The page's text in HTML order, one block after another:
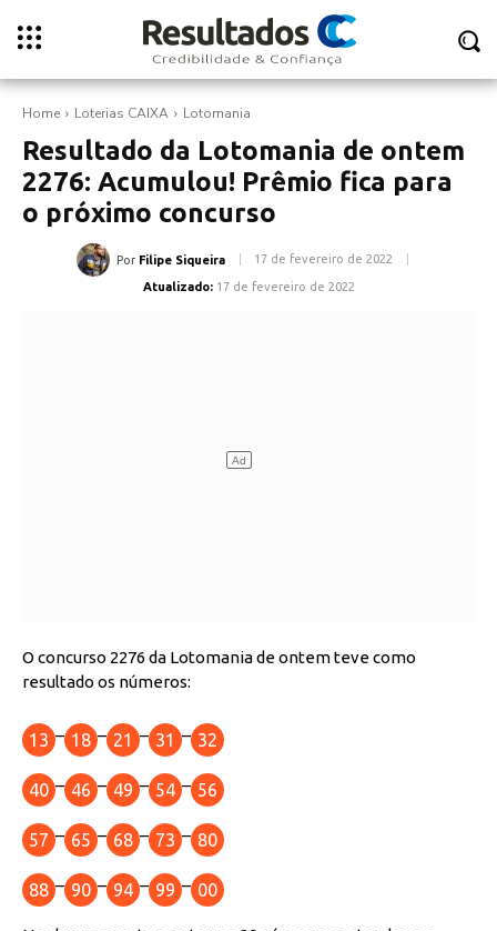
Home Loterias CAIXA Lotomania
Resultado da Lotomania de ontem
2276: Acumulou! Prêmio fica para
o próximo concurso
Por Filipe Siqueira 17 de fevereiro de 2022
Atualizado: 17 de fevereiro de 2022
O concurso 2276 da Lotomania de ontem teve como
resultado os números:
13 – 18 – 21 – 31 – 32
40 – 46 – 49 – 54 – 56
57 – 65 – 68 – 73 – 80
88 – 90 – 94 – 99 – 00